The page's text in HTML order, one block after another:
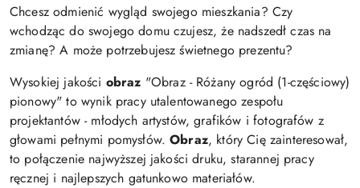
Chcesz odmienić wygląd swojego mieszkania? Czy
wchodząc do swojego domu czujesz, że nadszedł czas na
zmianę? A może potrzebujesz świetnego prezentu?
Wysokiej jakości obraz "Obraz - Różany ogród (1-częściowy)
pionowy" to wynik pracy utalentowanego zespołu
projektantów - młodych artystów, grafików i fotografów z
głowami pełnymi pomysłów.Obraz, który Cię zainteresował,
to połączenie najwyższej jakości druku, starannej pracy
ręcznej i najlepszych gatunkowo materiałów.